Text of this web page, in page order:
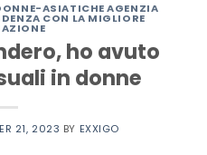
ASIATICHE AGENZIA
CON LA MIGLIORE
ho avuto
in donne
21, 2023 BY EXXIGO